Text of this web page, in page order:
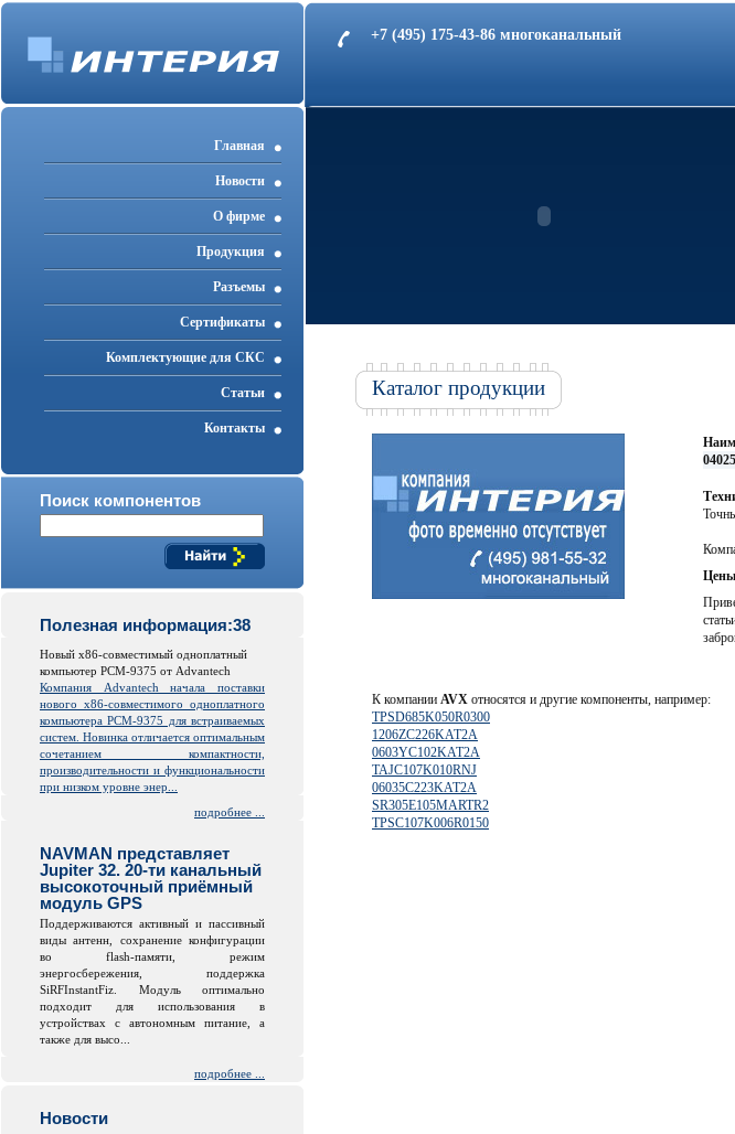
+7 (495) 175-43-86 многоканальный
Главная
Новости
О фирме
Продукция
Разъемы
Cертификаты
Комплектующие для СКС
Статьи
Контакты
Поиск компонентов
Полезная информация:38
Новый x86-совместимый одноплатный
компьютер PCM-9375 от Advantech
Компания Advantech начала поставки
нового x86-совместимого одноплатного
компьютера PCM-9375 для встраиваемых
систем. Новинка отличается оптимальным
сочетанием компактности,
производительности и функциональности
при низком уровне энер...
подробнее ...
NAVMAN представляет
Jupiter 32. 20-ти канальный
высокоточный приёмный
модуль GPS
Поддерживаются активный и пассивный
виды антенн, сохранение конфигурации
во flash-памяти, режим
энергосбережения, поддержка
SiRFInstantFiz. Модуль оптимально
подходит для использования в
устройствах с автономным питание, а
также для высо...
подробнее ...
Новости
Каталог продукции
Цены
К компании AVX относятся и другие компоненты, например:
TPSD685K050R0300
1206ZC226KAT2A
0603YC102KAT2A
TAJC107K010RNJ
06035C223KAT2A
SR305E105MARTR2
TPSC107K006R0150